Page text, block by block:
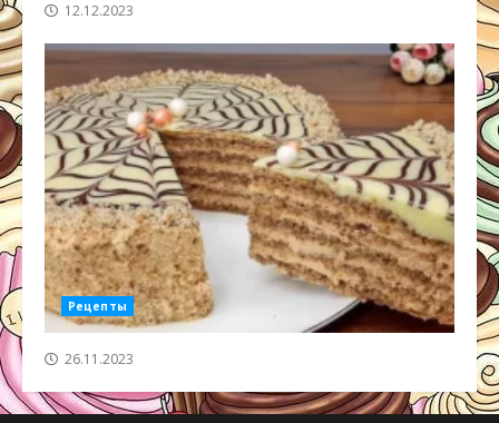
12.12.2023
Рецепты
26.11.2023